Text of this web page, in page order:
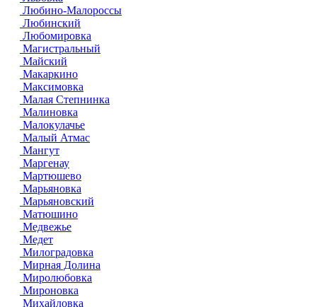
Любино-Малороссы
Любинский
Любомировка
Магистральный
Майский
Макаркино
Максимовка
Малая Степнинка
Малиновка
Малокулачье
Малый Атмас
Мангут
Маргенау
Мартюшево
Марьяновка
Марьяновский
Матюшино
Медвежье
Медет
Милоградовка
Мирная Долина
Миролюбовка
Мироновка
Михайловка